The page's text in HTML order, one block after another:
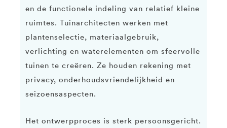
en de functionele indeling van relatief kleine
ruimtes. Tuinarchitecten werken met
plantenselectie, materiaalgebruik,
verlichting en waterelementen om sfeervolle
tuinen te creëren. Ze houden rekening met
privacy, onderhoudsvriendelijkheid en
seizoensaspecten.
Het ontwerpproces is sterk persoonsgericht.